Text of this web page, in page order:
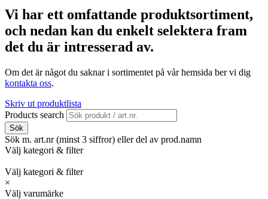
Vi har ett omfattande produktsortiment,
och nedan kan du enkelt selektera fram
det du är intresserad av.
Om det är något du saknar i sortimentet på vår hemsida ber vi dig
kontakta oss.
Skriv ut produktlista
Products search
Sök
Sök m. art.nr (minst 3 siffror) eller del av prod.namn
Välj kategori & filter
Välj kategori & filter
×
Välj varumärke